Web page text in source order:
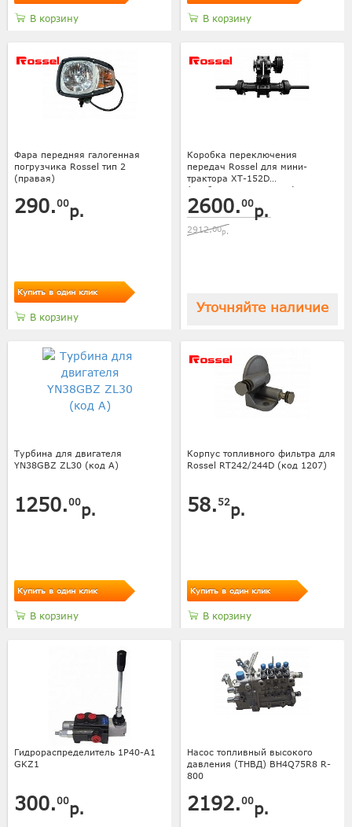
В корзину В корзину
Фара передняя галогенная
погрузчика Rossel тип 2
(правая)
290.00р.
Купить в один клик
В корзину
Коробка переключения
передач Rossel для мини-
трактора XT-152D
(разблокировка колес)
2600.00р.
2912.00р.
Уточняйте наличие
Турбина для двигателя
YN38GBZ ZL30 (код А)
1250.00р.
Купить в один клик
В корзину
Корпус топливного фильтра для
Rossel RT242/244D (код 1207)
58. 52р.
Купить в один клик
В корзину
Гидрораспределитель 1Р40-А1
GKZ1
300.00р.
Насос топливный высокого
давления (ТНВД) BH4Q75R8 R-
800
2192.00р.